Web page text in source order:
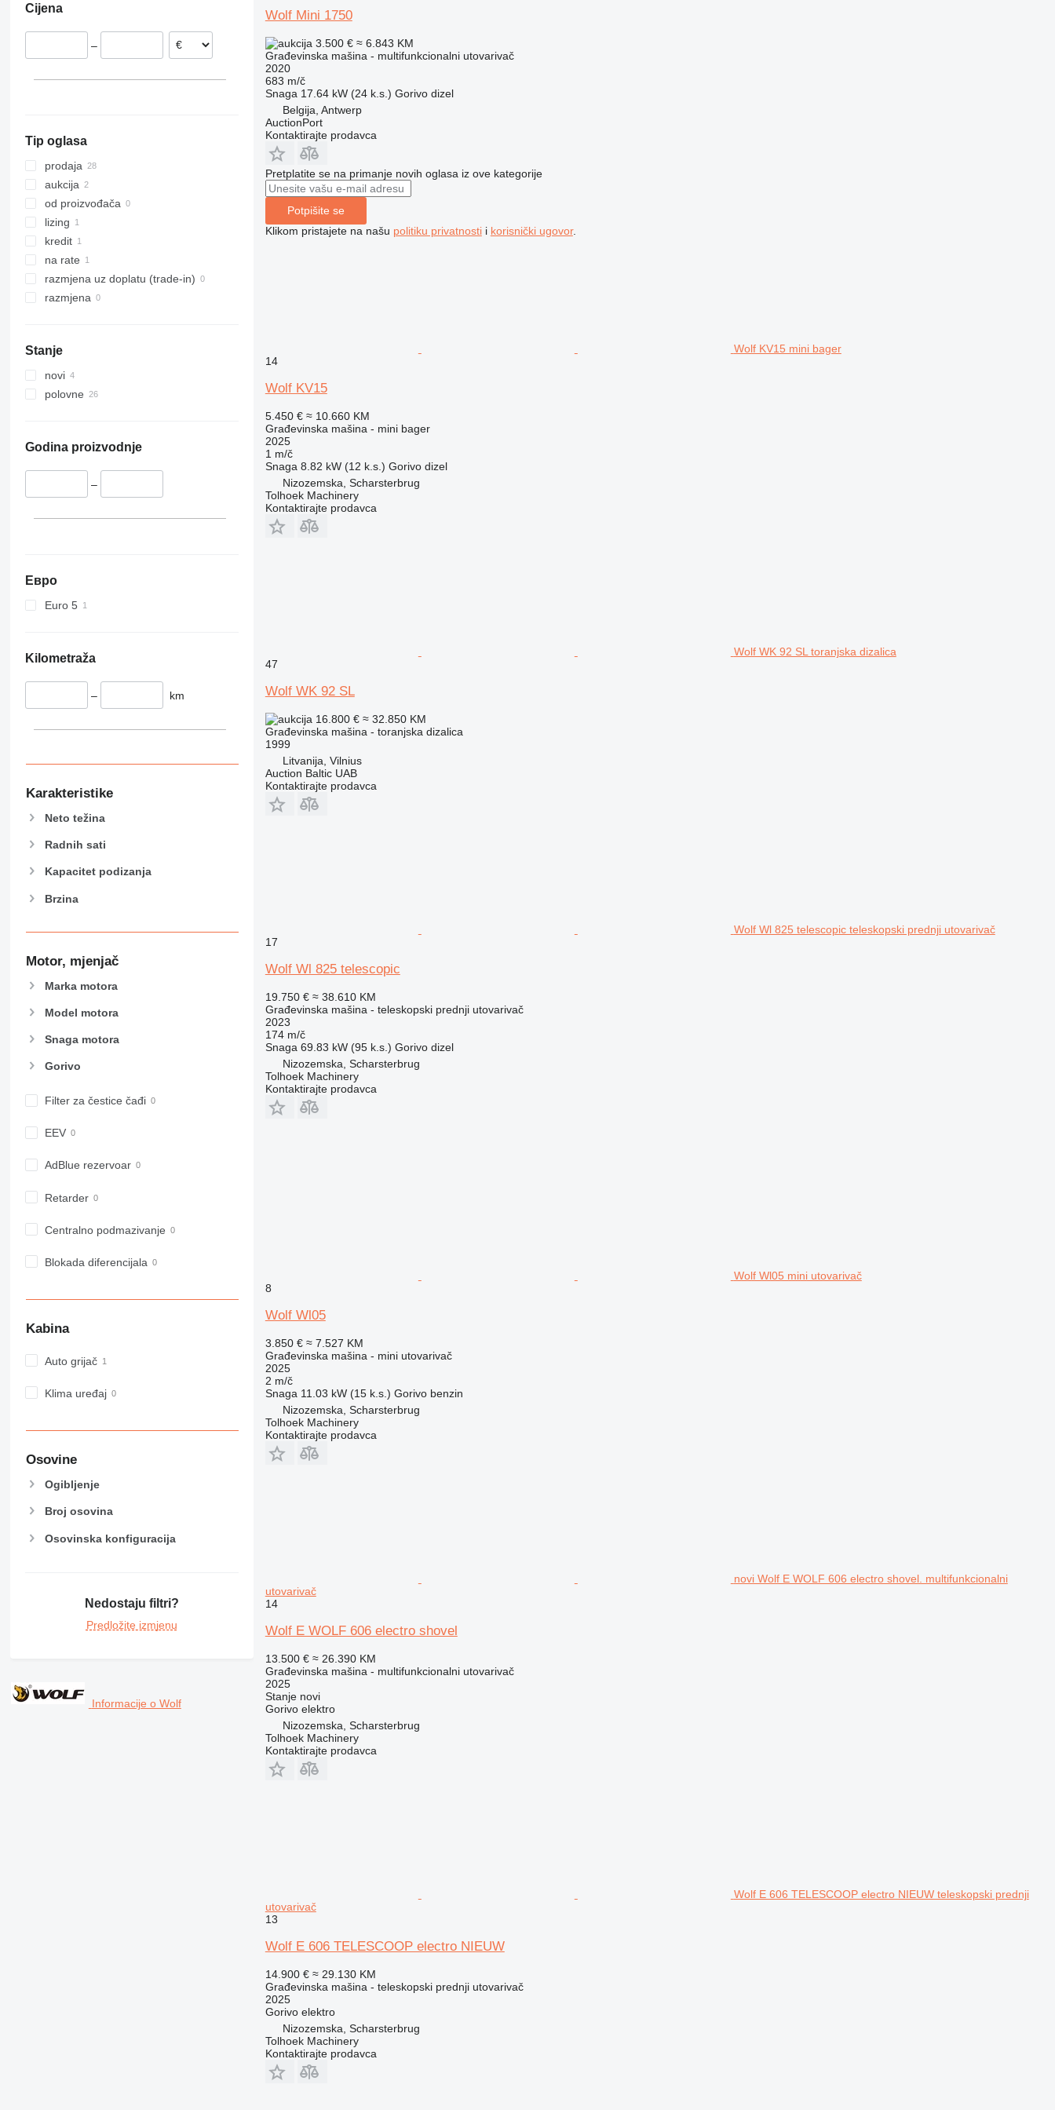
311
312
318
319
320
321
322
323
324
325
326
336
340
345
365
416
434
826
906
908
918
924
928
930
950
962
963
972
973
982
992
C-series
CS
D series
IT
MH
427
435S
8018
8025
8026
8030
8035
CT
JS
JZ
NXT
VMT
Vibromax
3246
3369
Pecolift
R-series
Toucan
SD
XP
XR Belgija
Cijena
–
Tip oglasa
prodaja
aukcija
od proizvođača
lizing
kredit
na rate
razmjena uz doplatu (trade-in)
razmjena
Stanje
novi
polovne
Godina proizvodnje
–
Евро
Euro 5
Kilometraža
– km
Karakteristike
Neto težina
Radnih sati
Kapacitet podizanja
Brzina
Motor, mjenjač
Marka motora
Model motora
Snaga motora
Gorivo
Filter za čestice čađi
EEV
AdBlue rezervoar
Retarder
Centralno podmazivanje
Blokada diferencijala
Kabina
Auto grijač
Klima uređaj
Osovine
Ogibljenje
Broj osovina
Osovinska konfiguracija
Nedostaju filtri?
Predložite izmjenu
Informacije o Wolf
Wolf Mini 1750
3.500 € ≈ 6.843 KM
Građevinska mašina - multifunkcionalni utovarivač
2020
683 m/č
Snaga 17.64 kW (24 k.s.) Gorivo dizel
Belgija, Antwerp
AuctionPort
Kontaktirajte prodavca
Pretplatite se na primanje novih oglasa iz ove kategorije
Potpišite se
Klikom pristajete na našu politiku privatnostii korisnički ugovor.
Wolf KV15 mini bager
14
Wolf KV15
5.450 € ≈ 10.660 KM
Građevinska mašina - mini bager
2025
1 m/č
Snaga 8.82 kW (12 k.s.) Gorivo dizel
Nizozemska, Scharsterbrug
Tolhoek Machinery
Kontaktirajte prodavca
Wolf WK 92 SL toranjska dizalica
47
Wolf WK 92 SL
16.800 € ≈ 32.850 KM
Građevinska mašina - toranjska dizalica
1999
Litvanija, Vilnius
Auction Baltic UAB
Kontaktirajte prodavca
Wolf Wl 825 telescopic teleskopski prednji utovarivač
17
Wolf Wl 825 telescopic
19.750 € ≈ 38.610 KM
Građevinska mašina - teleskopski prednji utovarivač
2023
174 m/č
Snaga 69.83 kW (95 k.s.) Gorivo dizel
Nizozemska, Scharsterbrug
Tolhoek Machinery
Kontaktirajte prodavca
Wolf Wl05 mini utovarivač
8
Wolf Wl05
3.850 € ≈ 7.527 KM
Građevinska mašina - mini utovarivač
2025
2 m/č
Snaga 11.03 kW (15 k.s.) Gorivo benzin
Nizozemska, Scharsterbrug
Tolhoek Machinery
Kontaktirajte prodavca
novi Wolf E WOLF 606 electro shovel. multifunkcionalni
utovarivač
14
Wolf E WOLF 606 electro shovel
13.500 € ≈ 26.390 KM
Građevinska mašina - multifunkcionalni utovarivač
2025
Stanjenovi
Gorivo elektro
Nizozemska, Scharsterbrug
Tolhoek Machinery
Kontaktirajte prodavca
Wolf E 606 TELESCOOP electro NIEUW teleskopski prednji
utovarivač
13
Wolf E 606 TELESCOOP electro NIEUW
14.900 € ≈ 29.130 KM
Građevinska mašina - teleskopski prednji utovarivač
2025
Gorivo elektro
Nizozemska, Scharsterbrug
Tolhoek Machinery
Kontaktirajte prodavca